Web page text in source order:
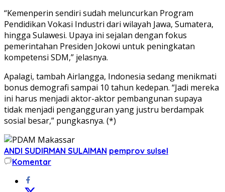
“Kemenperin sendiri sudah meluncurkan Program
Pendidikan Vokasi Industri dari wilayah Jawa, Sumatera,
hingga Sulawesi. Upaya ini sejalan dengan fokus
pemerintahan Presiden Jokowi untuk peningkatan
kompetensi SDM,” jelasnya.
Apalagi, tambah Airlangga, Indonesia sedang menikmati
bonus demografi sampai 10 tahun kedepan. “Jadi mereka
ini harus menjadi aktor-aktor pembangunan supaya
tidak menjadi pengangguran yang justru berdampak
sosial besar,” pungkasnya. (*)
ANDI SUDIRMAN SULAIMAN pemprov sulsel
Komentar